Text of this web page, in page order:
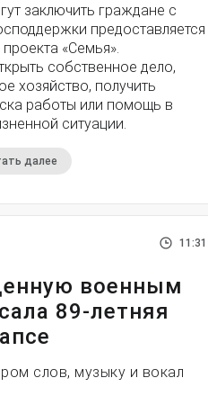
заключить граждане с
предоставляется
«Семья».
собственное дело,
хозяйство, получить
работы или помощь в
ситуации.
далее
11:31
военным
89-летняя
слов, музыку и вокал